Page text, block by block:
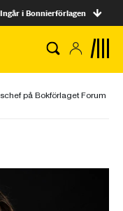
Ingår i Bonnierförlagen
på Bokförlaget Forum